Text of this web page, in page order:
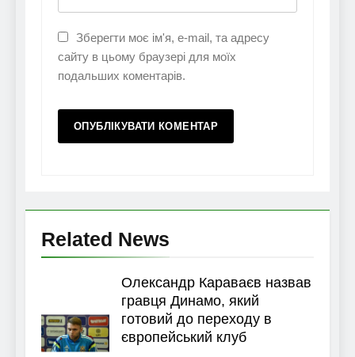
Зберегти моє ім'я, e-mail, та адресу
сайту в цьому браузері для моїх
подальших коментарів.
Related News
Олександр Караваєв назвав
гравця Динамо, який
готовий до переходу в
європейський клуб